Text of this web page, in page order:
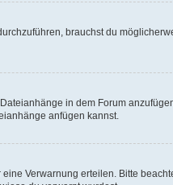
brauchst du
in dem Forum
anfügen kannst.
Verwarnung erteilen. Bitte